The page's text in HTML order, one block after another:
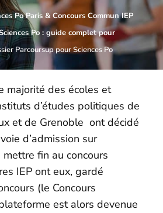
Po Paris & Concours Commun IEP
Po : guide complet pour
Parcoursup pour Sciences Po
majorité des écoles et
d’études politiques de
et de Grenoble ont décidé
d’admission sur
fin au concours
IEP ont eux, gardé
(le Concours
est alors devenue